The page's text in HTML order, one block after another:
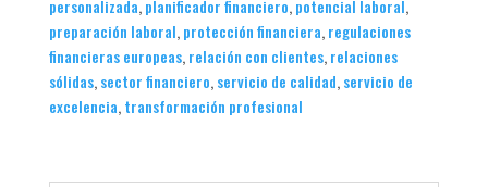
personalizada,planificador financiero,potencial laboral,
preparación laboral,protección financiera,regulaciones
financieras europeas,relación con clientes,relaciones
sólidas,sector financiero,servicio de calidad,servicio de
excelencia,transformación profesional